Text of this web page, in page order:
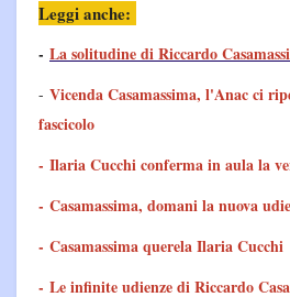
Leggi anche:
- La solitudine di Riccardo
- Vicenda Casamassima, l'Anac ci
fascicolo
- Ilaria Cucchi conferma in aula la
- Casamassima, domani la nuova
- Casamassima querela Ilaria Cucchi
- Le infinite udienze di Riccardo